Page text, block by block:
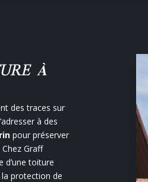
À
des traces sur
à des
pour préserver
Graff
d’une toiture
protection de